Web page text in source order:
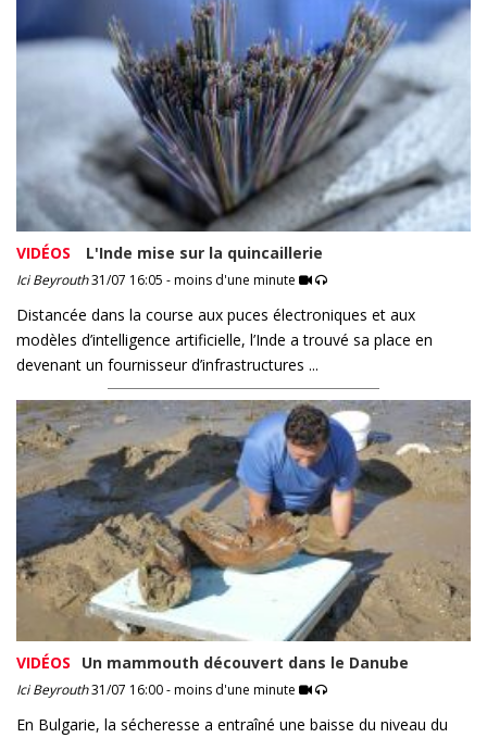
VIDÉOS L'Inde mise sur la quincaillerie
Ici Beyrouth31/07 16:05 - moins d'une minute
Distancée dans la course aux puces électroniques et aux
modèles d’intelligence artificielle, l’Inde a trouvé sa place en
devenant un fournisseur d’infrastructures ...
VIDÉOS Un mammouth découvert dans le Danube
Ici Beyrouth31/07 16:00 - moins d'une minute
En Bulgarie, la sécheresse a entraîné une baisse du niveau du